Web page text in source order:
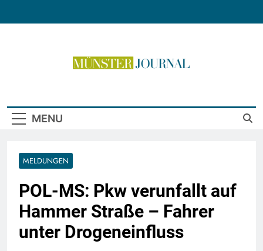
MENU
MELDUNGEN
POL-MS: Pkw verunfallt auf
Hammer Straße – Fahrer
unter Drogeneinfluss